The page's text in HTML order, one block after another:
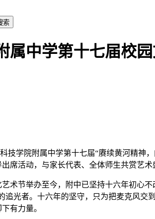
索
属中学第十七届校
技学院附属中学第十七届“赓续黄河精神
席活动，与家长代表、全体师生共赏艺术
术节举办至今，附中已坚持十六年初心
追光者。十六年的坚守，只为把麦克风
有力量。